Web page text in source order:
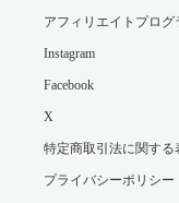
アフィリエイトプログ
Instagram
Facebook
X
特定商取引法に関する
プライバシーポリシー